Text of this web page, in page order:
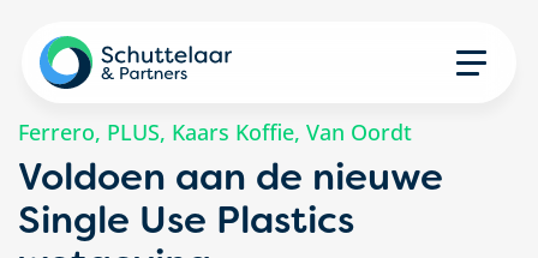
Ferrero, PLUS, Kaars Koffie, Van Oordt
Voldoen aan de nieuwe
Single Use Plastics